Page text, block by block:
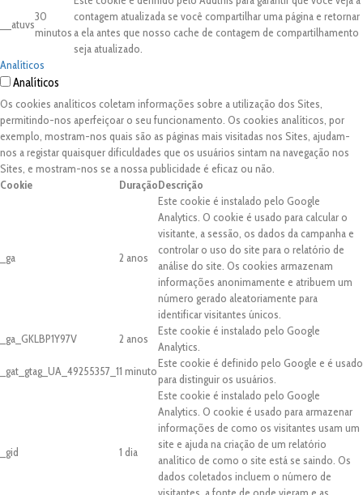
__atuvs
30
minutos
contagem atualizada se você compartilhar uma página e retornar
a ela antes que nosso cache de contagem de compartilhamento
seja atualizado.
Analíticos
Analíticos
Os cookies analíticos coletam informações sobre a utilização dos Sites,
permitindo-nos aperfeiçoar o seu funcionamento. Os cookies analíticos, por
exemplo, mostram-nos quais são as páginas mais visitadas nos Sites, ajudam-
nos a registar quaisquer dificuldades que os usuários sintam na navegação nos
Sites, e mostram-nos se a nossa publicidade é eficaz ou não.
Cookie
DuraçãoDescrição
_ga 2 anos
Este cookie é instalado pelo Google
Analytics. O cookie é usado para calcular o
visitante, a sessão, os dados da campanha e
controlar o uso do site para o relatório de
análise do site. Os cookies armazenam
informações anonimamente e atribuem um
número gerado aleatoriamente para
identificar visitantes únicos.
_ga_GKLBP1Y97V
2 anos
Este cookie é instalado pelo Google
Analytics.
_gat_gtag_UA_49255357_11 minuto
Este cookie é definido pelo Google e é usado
para distinguir os usuários.
_gid 1 dia
Este cookie é instalado pelo Google
Analytics. O cookie é usado para armazenar
informações de como os visitantes usam um
site e ajuda na criação de um relatório
analítico de como o site está se saindo. Os
dados coletados incluem o número de